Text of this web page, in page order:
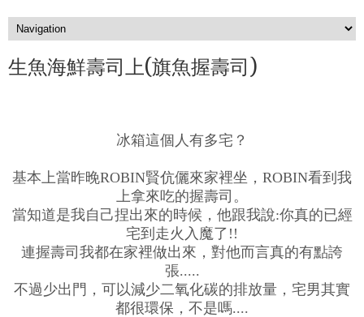
生魚海鮮壽司上(旗魚握壽司)
冰箱這個人有多宅？
基本上當昨晚ROBIN賢伉儷來家裡坐，ROBIN看到我
上拿來吃的握壽司。
當知道是我自己捏出來的時候，他跟我說:你真的已經
宅到走火入魔了!!
連握壽司我都在家裡做出來，對他而言真的有點誇
張.....
不過少出門，可以減少二氧化碳的排放量，宅男其實
都很環保，不是嗎....